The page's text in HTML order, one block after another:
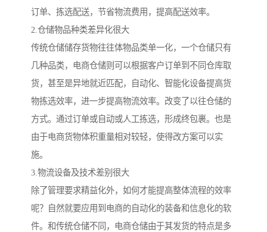
订单、拣选配送，节省物流费用，提高配送效率。
2.仓储物品种类差异化很大
传统仓储储存货物往往体物品类单一化，一个仓储只有
几种品类，电商仓储则可以根据客户订单到不同仓库取
货，甚至是异地就近匹配，自动化、智能化设备提高货
物拣选效率，进一步提高物流效率。改变了以往仓储的
方式。通过订单或自动或人工拣选，形成终包裹。也是
由于电商货物体积重量相对较轻，使得改方案可以实
施。
3.物流设备及技术差别很大
除了管理要求精益化外，如何才能提高整体流程的效率
呢？自然就要应用到电商的自动化的装备和信息化的软
件。和传统仓储不同，电商仓储由于其发货的特点是多